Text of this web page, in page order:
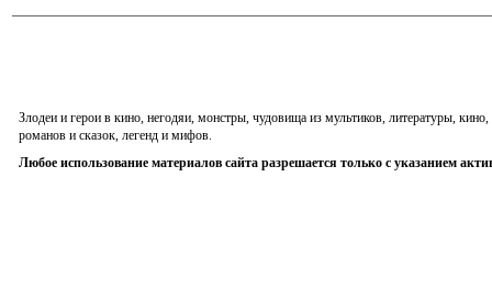
Злодеи и герои в кино, негодяи, монстры, чудовища из мультиков, литературы,
романов и сказок, легенд и мифов.
Любое использование материалов сайта разрешается только с указанием